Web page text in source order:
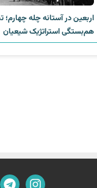
اربعین در آستانه چله چهارم؛
هم‌بستگی استراتژیک شیعیان